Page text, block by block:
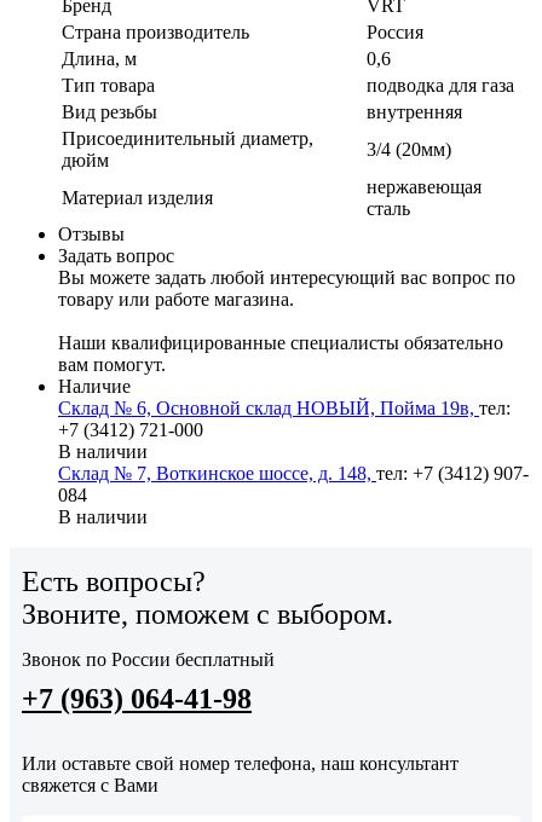
Бренд
VRT
Страна производитель
Россия
Длина, м
0,6
Тип товара
подводка для газа
Вид резьбы
внутренняя
Присоединительный диаметр,
дюйм
3/4 (20мм)
Материал изделия
нержавеющая
сталь
Отзывы
Задать вопрос
Вы можете задать любой интересующий вас вопрос по
товару или работе магазина.
Наши квалифицированные специалисты обязательно
вам помогут.
Наличие
Склад № 6, Основной склад НОВЫЙ, Пойма 19в, тел:
+7 (3412) 721-000
В наличии
Склад № 7, Воткинское шоссе, д. 148, тел: +7 (3412) 907-
084
В наличии
Есть вопросы?
Звоните, поможем с выбором.
Звонок по России бесплатный
+7 (963) 064-41-98
Или оставьте свой номер телефона, наш консультант
свяжется с Вами